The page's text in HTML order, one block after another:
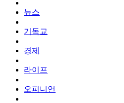
뉴스
기독교
경제
라이프
오피니언